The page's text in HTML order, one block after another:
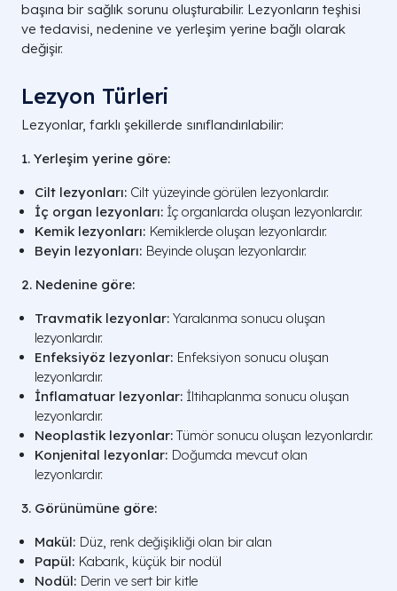
başına bir sağlık sorunu oluşturabilir. Lezyonların teşhisi
ve tedavisi, nedenine ve yerleşim yerine bağlı olarak
değişir.
Lezyon Türleri
Lezyonlar, farklı şekillerde sınıflandırılabilir:
1. Yerleşim yerine göre:
Cilt lezyonları: Cilt yüzeyinde görülen lezyonlardır.
İç organ lezyonları: İç organlarda oluşan lezyonlardır.
Kemik lezyonları: Kemiklerde oluşan lezyonlardır.
Beyin lezyonları: Beyinde oluşan lezyonlardır.
2. Nedenine göre:
Travmatik lezyonlar: Yaralanma sonucu oluşan
lezyonlardır.
Enfeksiyöz lezyonlar: Enfeksiyon sonucu oluşan
lezyonlardır.
İnflamatuar lezyonlar: İltihaplanma sonucu oluşan
lezyonlardır.
Neoplastik lezyonlar: Tümör sonucu oluşan lezyonlardır.
Konjenital lezyonlar: Doğumda mevcut olan
lezyonlardır.
3. Görünümüne göre:
Makül: Düz, renk değişikliği olan bir alan
Papül: Kabarık, küçük bir nodül
Nodül: Derin ve sert bir kitle